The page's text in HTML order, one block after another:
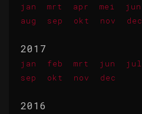
jan mrt apr mei jun
aug
sep okt nov dec
2017
jan feb mrt jun jul
sep
okt nov dec
2016